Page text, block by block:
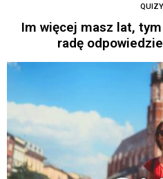
QUIZY
Im więcej masz lat,
radę